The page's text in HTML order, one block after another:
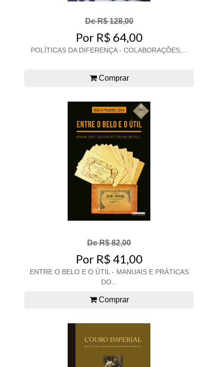
De R$ 128,00
Por R$ 64,00
POLÍTICAS DA DIFERENÇA - COLABORAÇÕES,...
Comprar
De R$ 82,00
Por R$ 41,00
ENTRE O BELO E O ÚTIL - MANUAIS E PRÁTICAS
DO...
Comprar